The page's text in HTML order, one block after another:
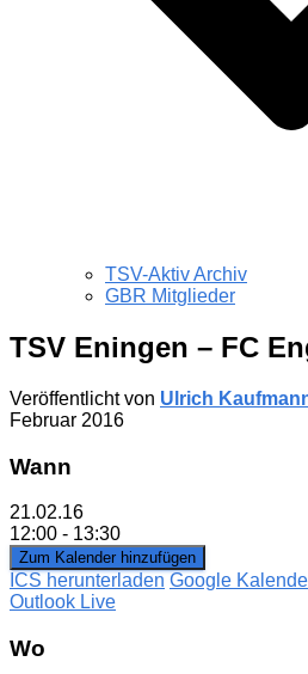
TSV-Aktiv Archiv
GBR Mitglieder
TSV Eningen – FC
Veröffentlicht von Ulrich
Februar 2016
Wann
21.02.16
12:00 - 13:30
Zum Kalender hinzufügen
ICS herunterladen Google
Outlook Live
Wo